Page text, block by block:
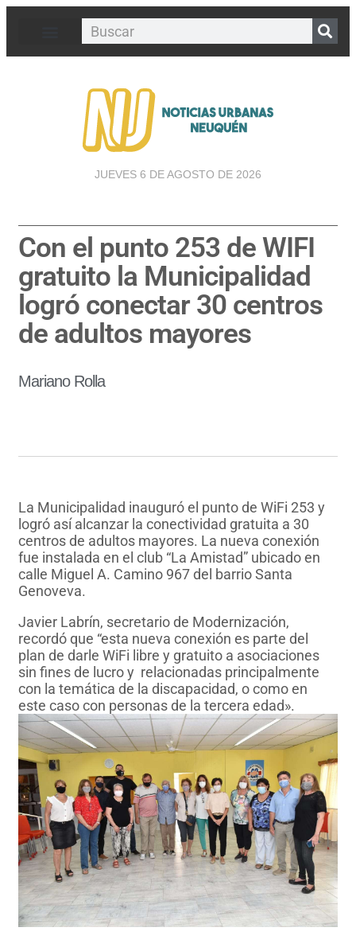
JUEVES 6 DE AGOSTO DE 2026
Con el punto 253 de WIFI
gratuito la Municipalidad
logró conectar 30 centros
de adultos mayores
Mariano Rolla
La Municipalidad inauguró el punto de WiFi 253 y
logró así alcanzar la conectividad gratuita a 30
centros de adultos mayores. La nueva conexión
fue instalada en el club “La Amistad” ubicado en
calle Miguel A. Camino 967 del barrio Santa
Genoveva.
Javier Labrín, secretario de Modernización,
recordó que “esta nueva conexión es parte del
plan de darle WiFi libre y gratuito a asociaciones
sin fines de lucro y relacionadas principalmente
con la temática de la discapacidad, o como en
este caso con personas de la tercera edad».